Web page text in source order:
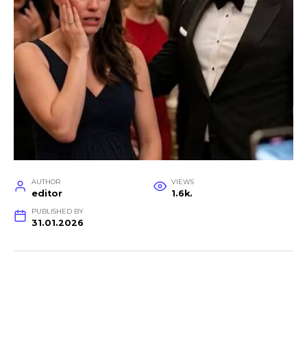
AUTHOR
editor
VIEWS
1.6k.
PUBLISHED BY
31.01.2026